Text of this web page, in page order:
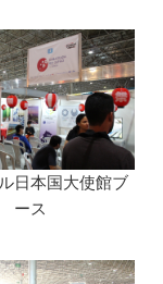
日本国大使館ブ
ース